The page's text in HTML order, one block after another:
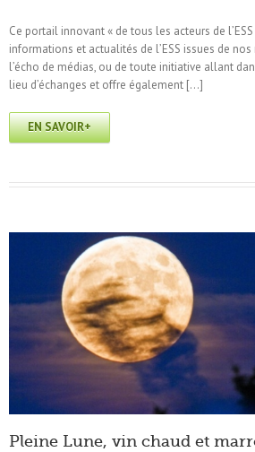
Ce portail innovant « de tous les acteurs de
informations et actualités de l’ESS issues de
l’écho de médias, ou de toute initiative allant
lieu d’échanges et offre également […]
EN SAVOIR+
Pleine Lune, vin chaud et